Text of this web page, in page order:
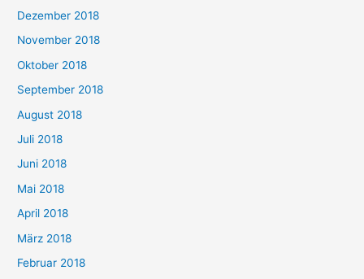
Dezember 2018
November 2018
Oktober 2018
September 2018
August 2018
Juli 2018
Juni 2018
Mai 2018
April 2018
März 2018
Februar 2018